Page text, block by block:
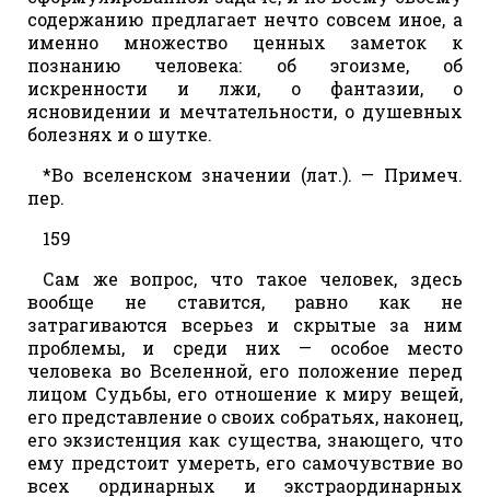
содержанию предлагает нечто совсем иное, а
именно множество ценных заметок к
познанию человека: об эгоизме, об
искренности и лжи, о фантазии, о
ясновидении и мечтательности, о душевных
болезнях и о шутке.
*Во вселенском значении (лат.). — Примеч.
пер.
159
Сам же вопрос, что такое человек, здесь
вообще не ставится, равно как не
затрагиваются всерьез и скрытые за ним
проблемы, и среди них — особое место
человека во Вселенной, его положение перед
лицом Судьбы, его отношение к миру вещей,
его представление о своих собратьях, наконец,
его экзистенция как существа, знающего, что
ему предстоит умереть, его самочувствие во
всех ординарных и экстраординарных